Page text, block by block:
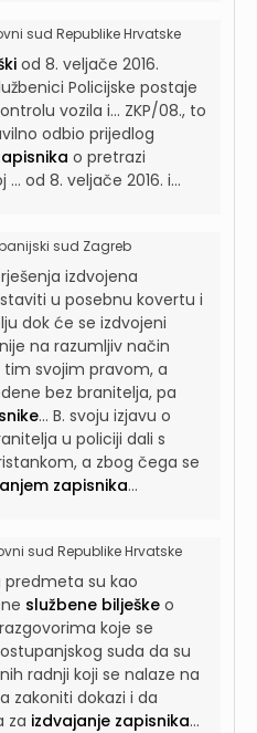
sud Republike Hrvatske
od 8. veljače 2016.
Policijske postaje
vozila i... ZKP/08., to
odbio prijedlog
o pretrazi
od 8. veljače 2016. i...
sud Zagreb
izdvojena
u posebnu kovertu i
dok će se izdvojeni
na razumljiv način
svojim pravom, a
bez branitelja, pa
... B. svoju izjavu o
u policiji dali s
a zbog čega se
zapisnika...
sud Republike Hrvatske
predmeta su kao
službene bilješke o
koje se
suda da su
radnji koji se nalaze na
zakoniti dokazi i da
za izdvajanje zapisnika...